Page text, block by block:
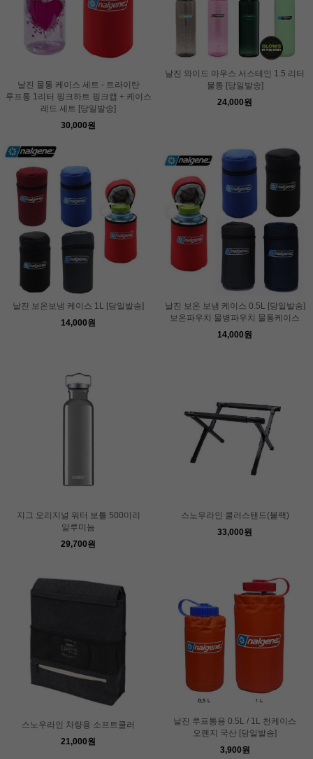
날진 물통 케이스 세트 - 트라이탄
루프통 1리터 핑크하트 핑크캡 + 케이스
레드 세트 [당일발송]
30,000원
날진 와이드 마우스 서스테인 1.5 리터
물통 [당일발송]
24,000원
날진 보온보냉 케이스 1L [당일발송]
14,000원
날진 보온 보냉 케이스 0.5L [당일발송]
보온파우치 물병파우치 물통케이스
14,000원
지그 오리지널 워터 보틀 500미리
알루미늄
29,700원
스노우라인 쿨러스탠드(블랙)
33,000원
스노우라인 차량용 소프트쿨러
21,000원
날진 루프통용 0.5L / 1L 천케이스
오렌지 국산 [당일발송]
3,900원